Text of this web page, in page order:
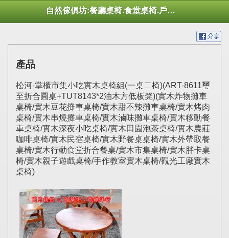
自然傢俱坊:餐廳桌椅.食堂桌椅.戶外桌椅.休閒桌椅.幼托桌椅.庭院市集陽傘
產品
松河-掌櫃市集小吃實木桌椅組(一桌二椅)(ART-8611璽
至折合圓桌+TUT8143*2油木方低板凳)(實木炸物攤車
桌椅/實木豆花攤車桌椅/實木甜不辣攤車桌椅/實木烤肉
桌椅/實木串燒攤車桌椅/實木滷味攤車桌椅/實木移動餐
車桌椅/實木深夜小吃桌椅/實木田園泡茶桌椅/實木農莊
咖啡桌椅/實木民宿桌椅/實木野餐桌桌椅/實木外帶取餐
桌椅/實木行動食堂折合餐桌/實木市集桌椅/實木胖卡桌
椅/實木親子遊戲桌椅/手作教室實木桌椅/觀光工廠實木
桌椅)